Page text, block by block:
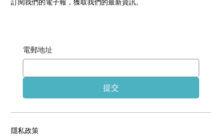
訂閱我們的電子報，獲取我們的最新資訊。
電郵地址
提交
隱私政策